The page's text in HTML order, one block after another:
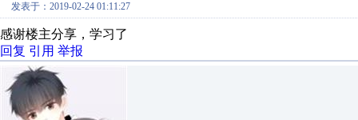
发表于：2019-02-24 01:11:27
感谢楼主分享，学习了
回复 引用 举报